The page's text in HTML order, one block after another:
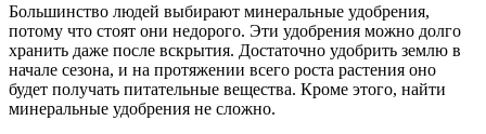
Большинство людей выбирают минеральные удобрения,
потому что стоят они недорого. Эти удобрения можно долго
хранить даже после вскрытия. Достаточно удобрить землю в
начале сезона, и на протяжении всего роста растения оно
будет получать питательные вещества. Кроме этого, найти
минеральные удобрения не сложно.